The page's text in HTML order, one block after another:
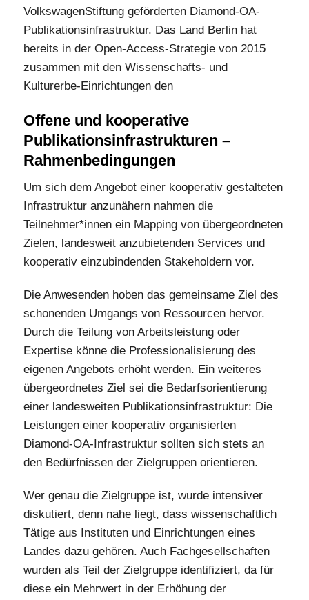
VolkswagenStiftung geförderten Diamond-OA-
Publikationsinfrastruktur. Das Land Berlin hat
bereits in der Open-Access-Strategie von 2015
zusammen mit den Wissenschafts- und
Kulturerbe-Einrichtungen den
Offene und kooperative
Publikationsinfrastrukturen –
Rahmenbedingungen
Um sich dem Angebot einer kooperativ gestalteten
Infrastruktur anzunähern nahmen die
Teilnehmer*innen ein Mapping von übergeordneten
Zielen, landesweit anzubietenden Services und
kooperativ einzubindenden Stakeholdern vor.
Die Anwesenden hoben das gemeinsame Ziel des
schonenden Umgangs von Ressourcen hervor.
Durch die Teilung von Arbeitsleistung oder
Expertise könne die Professionalisierung des
eigenen Angebots erhöht werden. Ein weiteres
übergeordnetes Ziel sei die Bedarfsorientierung
einer landesweiten Publikationsinfrastruktur: Die
Leistungen einer kooperativ organisierten
Diamond-OA-Infrastruktur sollten sich stets an
den Bedürfnissen der Zielgruppen orientieren.
Wer genau die Zielgruppe ist, wurde intensiver
diskutiert, denn nahe liegt, dass wissenschaftlich
Tätige aus Instituten und Einrichtungen eines
Landes dazu gehören. Auch Fachgesellschaften
wurden als Teil der Zielgruppe identifiziert, da für
diese ein Mehrwert in der Erhöhung der